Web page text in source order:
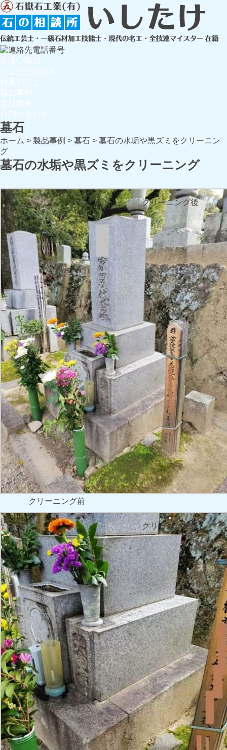
墓石
ホーム > 製品事例 > 墓石 > 墓石の水垢や黒ズミをクリーニン
グ
墓石の水垢や黒ズミをクリーニング
クリーニング前
クリーニング後
クリーニング後